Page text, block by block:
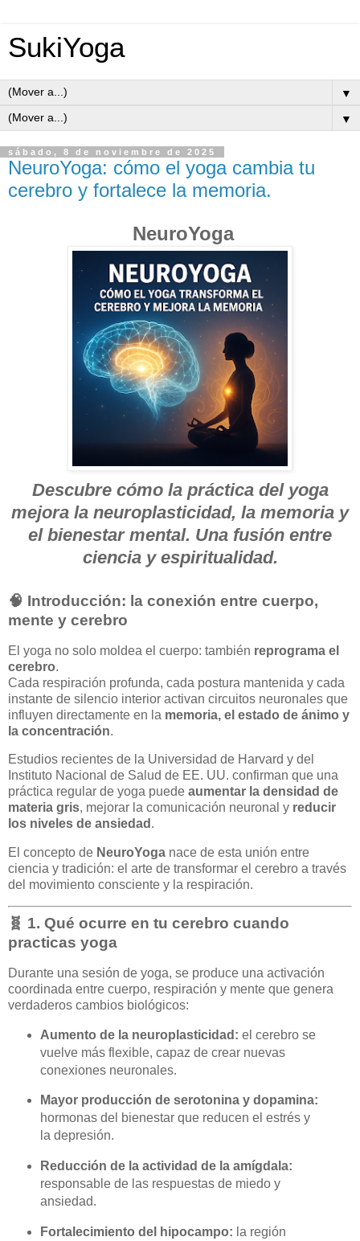
SukiYoga
▼
▼
sábado, 8 de noviembre de 2025
NeuroYoga: cómo el yoga cambia tu
cerebro y fortalece la memoria.
NeuroYoga
Descubre cómo la práctica del yoga
mejora la neuroplasticidad, la memoria y
el bienestar mental. Una fusión entre
ciencia y espiritualidad.
🧠 Introducción: la conexión entre cuerpo,
mente y cerebro
El yoga no solo moldea el cuerpo: también reprograma el
cerebro.
Cada respiración profunda, cada postura mantenida y cada
instante de silencio interior activan circuitos neuronales que
influyen directamente en la memoria, el estado de ánimo y
la concentración.
Estudios recientes de la Universidad de Harvard y del
Instituto Nacional de Salud de EE. UU. confirman que una
práctica regular de yoga puede aumentar la densidad de
materia gris, mejorar la comunicación neuronal y reducir
los niveles de ansiedad .
El concepto de NeuroYoga nace de esta unión entre
ciencia y tradición: el arte de transformar el cerebro a través
del movimiento consciente y la respiración.
🧬 1. Qué ocurre en tu cerebro cuando
practicas yoga
Durante una sesión de yoga, se produce una activación
coordinada entre cuerpo, respiración y mente que genera
verdaderos cambios biológicos:
Aumento de la neuroplasticidad: el cerebro se
vuelve más flexible, capaz de crear nuevas
conexiones neuronales.
Mayor producción de serotonina y dopamina:
hormonas del bienestar que reducen el estrés y
la depresión.
Reducción de la actividad de la amígdala:
responsable de las respuestas de miedo y
ansiedad.
Fortalecimiento del hipocampo: la región